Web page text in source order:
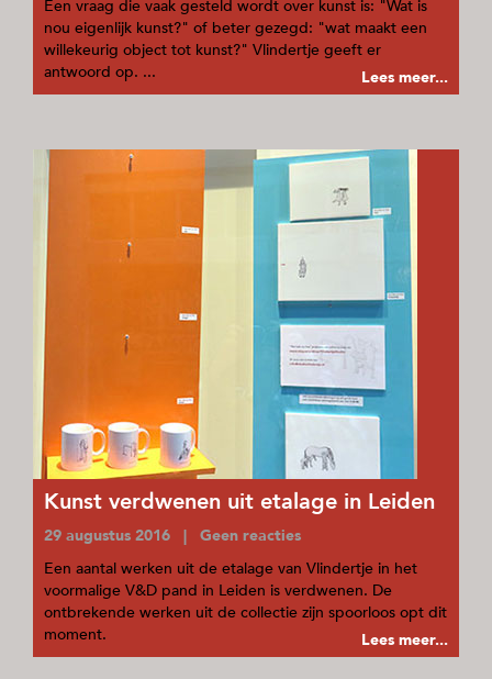
Een vraag die vaak gesteld wordt over kunst is: "Wat is
nou eigenlijk kunst?" of beter gezegd: "wat maakt een
willekeurig object tot kunst?" Vlindertje geeft er
antwoord op. ...
Lees meer...
Kunst verdwenen uit etalage in Leiden
29 augustus 2016 | Geen reacties
Een aantal werken uit de etalage van Vlindertje in het
voormalige V&D pand in Leiden is verdwenen. De
ontbrekende werken uit de collectie zijn spoorloos opt dit
moment.
Lees meer...